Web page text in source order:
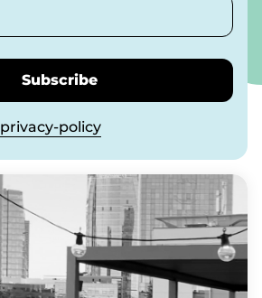
Subscribe
privacy-policy